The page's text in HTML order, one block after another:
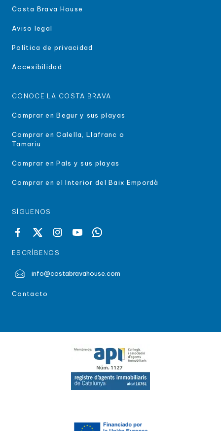
Costa Brava House
Aviso legal
Política de privacidad
Accesibilidad
CONOCE LA COSTA BRAVA
Comprar en Begur y sus playas
Comprar en Calella, Llafranc o
Tamariu
Comprar en Pals y sus playas
Comprar en el Interior del Baix Empordà
SÍGUENOS
ESCRÍBENOS
info@costabravahouse.com
Contacto